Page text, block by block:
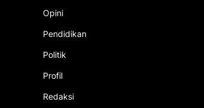
Opini
Pendidikan
Politik
Profil
Redaksi